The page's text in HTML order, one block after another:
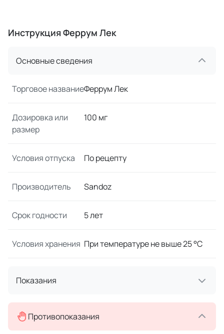
Инструкция Феррум Лек
Основные сведения
Торговое названиеФеррум Лек
Дозировка или
размер
100 мг
Условия отпуска По рецепту
Производитель Sandoz
Срок годности 5 лет
Условия хранения При температуре не выше 25 °C
Показания
Противопоказания